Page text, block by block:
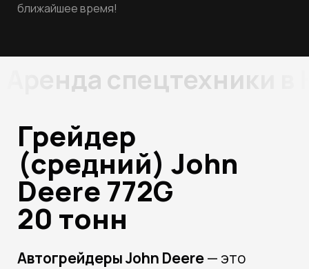
ближайшее время!
Аренда спецтехники
АвтогрейдерыJohn Deere— это
Грейдер
(средний) John
Deere 772G
20 тонн